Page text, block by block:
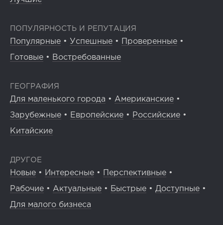
ПОПУЛЯРНОСТЬ И РЕПУТАЦИЯ
Популярные • Успешные • Проверенные •
Готовые • Востребованные
ГЕОГРАФИЯ
Для маленького города • Американские •
Зарубежные • Европейские • Российские •
Китайские
ДРУГОЕ
Новые • Интересные • Перспективные •
Рабочие • Актуальные • Быстрые • Доступные •
Для малого бизнеса